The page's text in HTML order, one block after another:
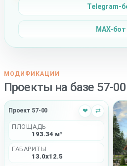
Telegram-
MAX-бот
МОДИФИКАЦИИ
Проекты на базе 57-
Проект 57-00 ❤ ⇄
ПЛОЩАДЬ
193.34 м²
ГАБАРИТЫ
13.0x12.5